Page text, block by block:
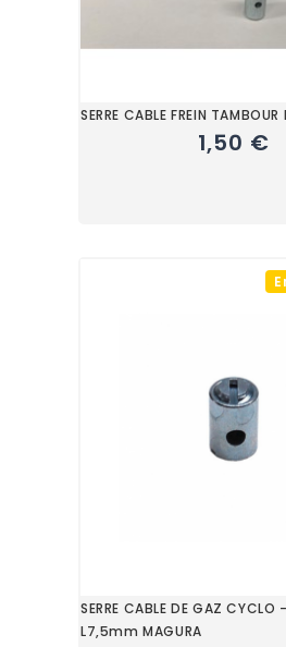
SERRE CABLE FREIN
1,50 €
SERRE CABLE DE GAZ
L7,5mm MAGURA